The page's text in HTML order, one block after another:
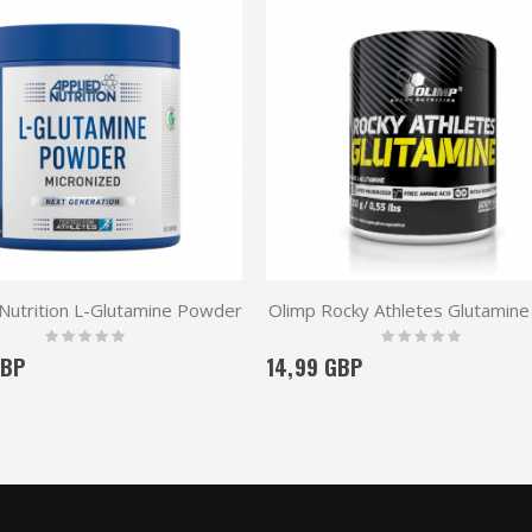
L-Glutamine Powder
Rating:
0%
Olimp Rocky Athletes
Rating:
0%
14,99 GBP